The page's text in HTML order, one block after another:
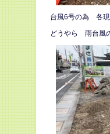
台風6号の為 各現
どうやら 雨台風